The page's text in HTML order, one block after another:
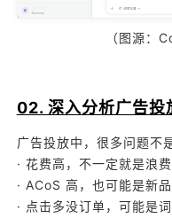
（图源：
02. 深入分析广告投
广告投放中，很多问题不
· 花费高，不一定就是浪费
· ACoS 高，也可能是新品
· 点击多没订单，可能是